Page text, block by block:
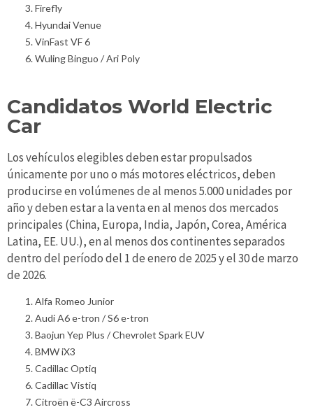
Firefly
Hyundai Venue
VinFast VF 6
Wuling Binguo / Ari Poly
Candidatos World Electric
Car
Los vehículos elegibles deben estar propulsados ​​
únicamente por uno o más motores eléctricos, deben
producirse en volúmenes de al menos 5.000 unidades por
año y deben estar a la venta en al menos dos mercados
principales (China, Europa, India, Japón, Corea, América
Latina, EE. UU.), en al menos dos continentes separados
dentro del período del 1 de enero de 2025 y el 30 de marzo
de 2026.
Alfa Romeo Junior
Audi A6 e-tron / S6 e-tron
Baojun Yep Plus / Chevrolet Spark EUV
BMW iX3
Cadillac Optiq
Cadillac Vistiq
Citroën ë-C3 Aircross